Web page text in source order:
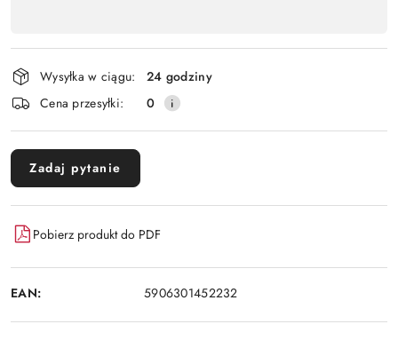
płatność
i
dostawa
Wysyłka w ciągu:
24 godziny
Cena przesyłki:
0
Zadaj pytanie
Pobierz produkt do PDF
EAN: 5906301452232